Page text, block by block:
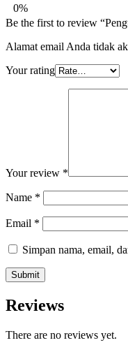
0%
Be the first to review
Alamat email Anda tidak
Your rating
Your review *
Name *
Email *
Simpan nama, email,
Reviews
There are no reviews yet.